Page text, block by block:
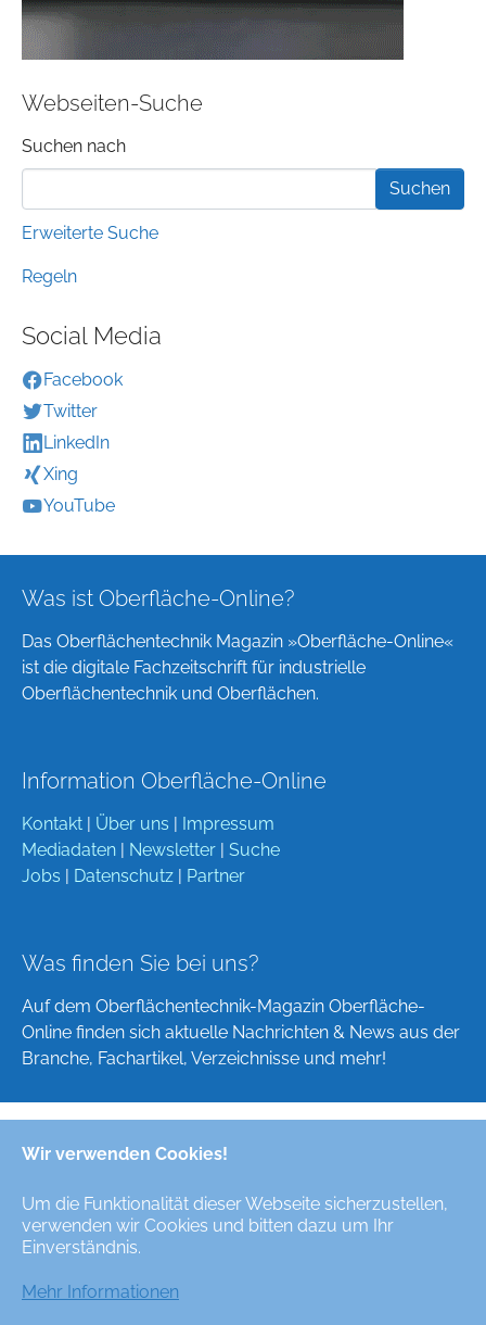
Wir verwenden Cookies!
Um die Funktionalität dieser Webseite sicherzustellen,
verwenden wir Cookies und bitten dazu um Ihr
Einverständnis.
Mehr Informationen
Webseiten-Suche
Suchformular
Suchen nach
Erweiterte Suche
Regeln
Social Media
Facebook
Twitter
LinkedIn
Xing
YouTube
Was ist Oberfläche-Online?
Das Oberflächentechnik Magazin »Oberfläche-Online«
ist die digitale Fachzeitschrift für industrielle
Oberflächentechnik und Oberflächen.
Information Oberfläche-Online
Kontakt Über uns
Impressum
Mediadaten
Newsletter
Suche
Jobs
Datenschutz Partner
Was finden Sie bei uns?
Auf dem Oberflächentechnik-Magazin Oberfläche-
Online finden sich aktuelle Nachrichten & News aus der
Branche, Fachartikel, Verzeichnisse und mehr!
Deutsch
Alle Rechte/All Rights Reserved © Oberfläche-Online,
das digitale Oberflächentechnik-Magazin / the digital
surface technologies magazine